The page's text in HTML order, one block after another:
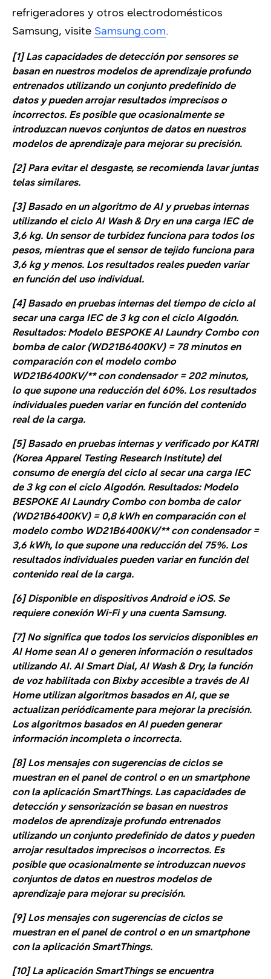
refrigeradores y otros electrodomésticos
Samsung, visite Samsung.com.
[1] Las capacidades de detección por sensores se
basan en nuestros modelos de aprendizaje profundo
entrenados utilizando un conjunto predefinido de
datos y pueden arrojar resultados imprecisos o
incorrectos. Es posible que ocasionalmente se
introduzcan nuevos conjuntos de datos en nuestros
modelos de aprendizaje para mejorar su precisión.
[2] Para evitar el desgaste, se recomienda lavar juntas
telas similares.
[3] Basado en un algoritmo de AI y pruebas internas
utilizando el ciclo AI Wash & Dry en una carga IEC de
3,6 kg. Un sensor de turbidez funciona para todos los
pesos, mientras que el sensor de tejido funciona para
3,6 kg y menos. Los resultados reales pueden variar
en función del uso individual.
[4] Basado en pruebas internas del tiempo de ciclo al
secar una carga IEC de 3 kg con el ciclo Algodón.
Resultados: Modelo BESPOKE AI Laundry Combo con
bomba de calor (WD21B6400KV) = 78 minutos en
comparación con el modelo combo
WD21B6400KV/** con condensador = 202 minutos,
lo que supone una reducción del 60%. Los resultados
individuales pueden variar en función del contenido
real de la carga.
[5] Basado en pruebas internas y verificado por KATRI
(Korea Apparel Testing Research Institute) del
consumo de energía del ciclo al secar una carga IEC
de 3 kg con el ciclo Algodón. Resultados: Modelo
BESPOKE AI Laundry Combo con bomba de calor
(WD21B6400KV) = 0,8 kWh en comparación con el
modelo combo WD21B6400KV/** con condensador =
3,6 kWh, lo que supone una reducción del 75%. Los
resultados individuales pueden variar en función del
contenido real de la carga.
[6] Disponible en dispositivos Android e iOS. Se
requiere conexión Wi-Fi y una cuenta Samsung.
[7] No significa que todos los servicios disponibles en
AI Home sean AI o generen información o resultados
utilizando AI. AI Smart Dial, AI Wash & Dry, la función
de voz habilitada con Bixby accesible a través de AI
Home utilizan algoritmos basados en AI, que se
actualizan periódicamente para mejorar la precisión.
Los algoritmos basados en AI pueden generar
información incompleta o incorrecta.
[8] Los mensajes con sugerencias de ciclos se
muestran en el panel de control o en un smartphone
con la aplicación SmartThings. Las capacidades de
detección y sensorización se basan en nuestros
modelos de aprendizaje profundo entrenados
utilizando un conjunto predefinido de datos y pueden
arrojar resultados imprecisos o incorrectos. Es
posible que ocasionalmente se introduzcan nuevos
conjuntos de datos en nuestros modelos de
aprendizaje para mejorar su precisión.
[9] Los mensajes con sugerencias de ciclos se
muestran en el panel de control o en un smartphone
con la aplicación SmartThings.
[10] La aplicación SmartThings se encuentra